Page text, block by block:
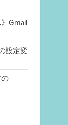
》Gmail
設定変
の